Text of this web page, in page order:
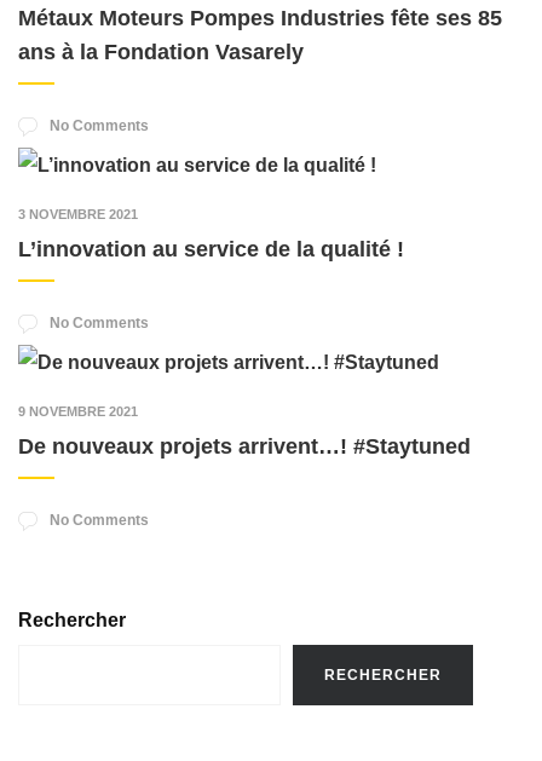
Métaux Moteurs Pompes Industries fête ses 85
ans à la Fondation Vasarely
No Comments
3 NOVEMBRE 2021
L’innovation au service de la qualité !
No Comments
9 NOVEMBRE 2021
De nouveaux projets arrivent…! #Staytuned
No Comments
Rechercher
RECHERCHER